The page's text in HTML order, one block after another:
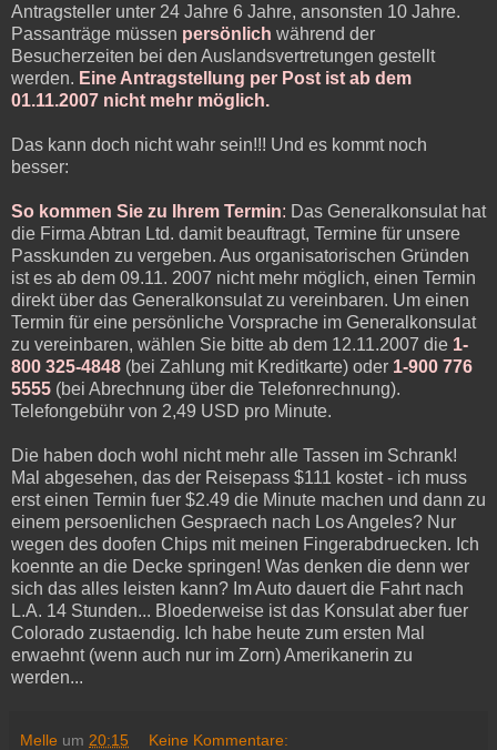
Antragsteller unter 24 Jahre 6 Jahre, ansonsten 10 Jahre.
Passanträge müssen persönlich während der
Besucherzeiten bei den Auslandsvertretungen gestellt
werden. Eine Antragstellung per Post ist ab dem
01.11.2007 nicht mehr möglich.
Das kann doch nicht wahr sein!!! Und es kommt noch
besser:
So kommen Sie zu Ihrem Termin: Das Generalkonsulat hat
die Firma Abtran Ltd. damit beauftragt, Termine für unsere
Passkunden zu vergeben. Aus organisatorischen Gründen
ist es ab dem 09.11. 2007 nicht mehr möglich, einen Termin
direkt über das Generalkonsulat zu vereinbaren. Um einen
Termin für eine persönliche Vorsprache im Generalkonsulat
zu vereinbaren, wählen Sie bitte ab dem 12.11.2007 die 1-
800 325-4848 (bei Zahlung mit Kreditkarte) oder 1-900 776
5555 (bei Abrechnung über die Telefonrechnung).
Telefongebühr von 2,49 USD pro Minute.
Die haben doch wohl nicht mehr alle Tassen im Schrank!
Mal abgesehen, das der Reisepass $111 kostet - ich muss
erst einen Termin fuer $2.49 die Minute machen und dann zu
einem persoenlichen Gespraech nach Los Angeles? Nur
wegen des doofen Chips mit meinen Fingerabdruecken. Ich
koennte an die Decke springen! Was denken die denn wer
sich das alles leisten kann? Im Auto dauert die Fahrt nach
L.A. 14 Stunden... Bloederweise ist das Konsulat aber fuer
Colorado zustaendig. Ich habe heute zum ersten Mal
erwaehnt (wenn auch nur im Zorn) Amerikanerin zu
werden...
Melle um 20:15 Keine Kommentare: